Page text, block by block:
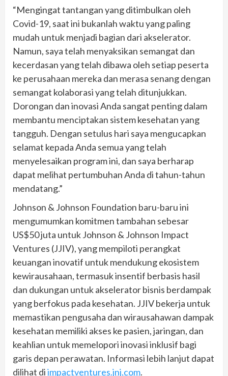
“Mengingat tantangan yang ditimbulkan oleh
Covid-19, saat ini bukanlah waktu yang paling
mudah untuk menjadi bagian dari akselerator.
Namun, saya telah menyaksikan semangat dan
kecerdasan yang telah dibawa oleh setiap peserta
ke perusahaan mereka dan merasa senang dengan
semangat kolaborasi yang telah ditunjukkan.
Dorongan dan inovasi Anda sangat penting dalam
membantu menciptakan sistem kesehatan yang
tangguh. Dengan setulus hari saya mengucapkan
selamat kepada Anda semua yang telah
menyelesaikan program ini, dan saya berharap
dapat melihat pertumbuhan Anda di tahun-tahun
mendatang.”
Johnson & Johnson Foundation baru-baru ini
mengumumkan komitmen tambahan sebesar
US$50 juta untuk Johnson & Johnson Impact
Ventures (JJIV), yang mempiloti perangkat
keuangan inovatif untuk mendukung ekosistem
kewirausahaan, termasuk insentif berbasis hasil
dan dukungan untuk akselerator bisnis berdampak
yang berfokus pada kesehatan. JJIV bekerja untuk
memastikan pengusaha dan wirausahawan dampak
kesehatan memiliki akses ke pasien, jaringan, dan
keahlian untuk memelopori inovasi inklusif bagi
garis depan perawatan. Informasi lebih lanjut dapat
dilihat diimpactventures.jnj.com.